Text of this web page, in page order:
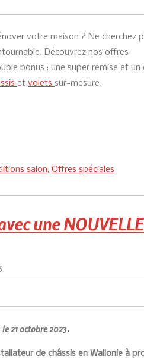
votre maison ? Ne cherchez
Découvrez nos offres
bonus : une super remise et un
et volets sur-mesure.
salon, Offres spéciales
une
21 octobre 2023.
de châssis en Wallonie à